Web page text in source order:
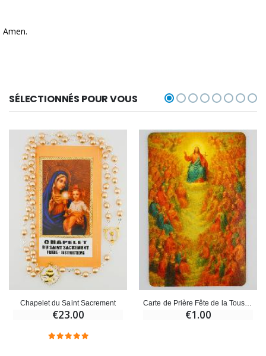
Amen.
SÉLECTIONNÉS POUR VOUS
Chapelet du Saint Sacrement
€23.00 €1.00